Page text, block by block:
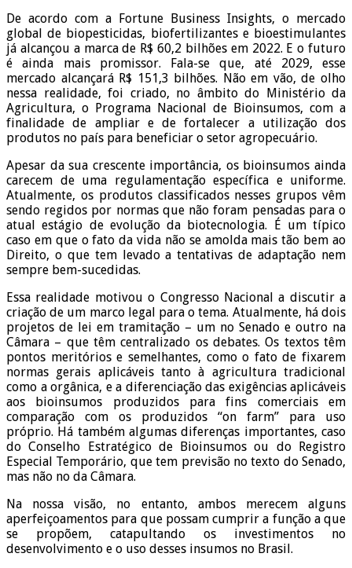
De acordo com a Fortune Business Insights, o mercado
global de biopesticidas, biofertilizantes e bioestimulantes
já alcançou a marca de R$ 60,2 bilhões em 2022. E o futuro
é ainda mais promissor. Fala-se que, até 2029, esse
mercado alcançará R$ 151,3 bilhões. Não em vão, de olho
nessa realidade, foi criado, no âmbito do Ministério da
Agricultura, o Programa Nacional de Bioinsumos, com a
finalidade de ampliar e de fortalecer a utilização dos
produtos no país para beneficiar o setor agropecuário.
Apesar da sua crescente importância, os bioinsumos ainda
carecem de uma regulamentação específica e uniforme.
Atualmente, os produtos classificados nesses grupos vêm
sendo regidos por normas que não foram pensadas para o
atual estágio de evolução da biotecnologia. É um típico
caso em que o fato da vida não se amolda mais tão bem ao
Direito, o que tem levado a tentativas de adaptação nem
sempre bem-sucedidas.
Essa realidade motivou o Congresso Nacional a discutir a
criação de um marco legal para o tema. Atualmente, há dois
projetos de lei em tramitação – um no Senado e outro na
Câmara – que têm centralizado os debates. Os textos têm
pontos meritórios e semelhantes, como o fato de fixarem
normas gerais aplicáveis tanto à agricultura tradicional
como a orgânica, e a diferenciação das exigências aplicáveis
aos bioinsumos produzidos para fins comerciais em
comparação com os produzidos “on farm” para uso
próprio. Há também algumas diferenças importantes, caso
do Conselho Estratégico de Bioinsumos ou do Registro
Especial Temporário, que tem previsão no texto do Senado,
mas não no da Câmara.
Na nossa visão, no entanto, ambos merecem alguns
aperfeiçoamentos para que possam cumprir a função a que
se propõem, catapultando os investimentos no
desenvolvimento e o uso desses insumos no Brasil.